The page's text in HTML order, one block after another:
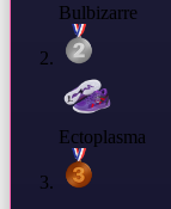
Bulbizarre
Ectoplasma